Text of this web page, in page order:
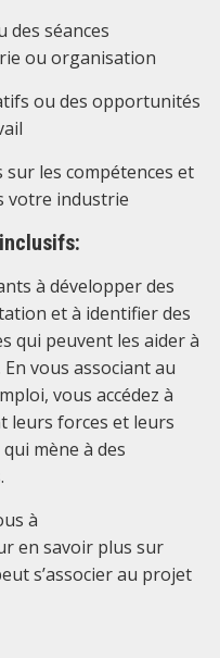
des séances
ou organisation
ou des opportunités
sur les compétences et
votre industrie
à développer des
et à identifier des
qui peuvent les aider à
vous associant au
vous accédez à
leurs forces et leurs
mène à des
à
en savoir plus sur
s’associer au projet